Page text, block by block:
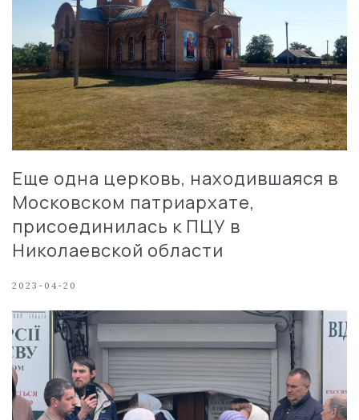
Еще одна церковь, находившаяся в
Московском патриархате,
присоединилась к ПЦУ в
Николаевской области
2023-04-20